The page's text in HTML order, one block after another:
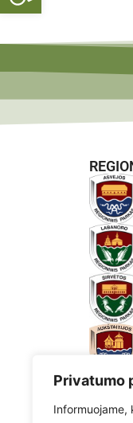
Privatumo
Informuojame,